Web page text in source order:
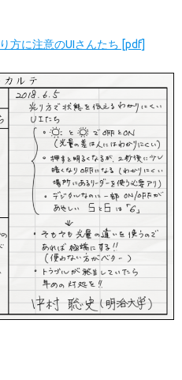
方に注意のUIさんたち [pdf]